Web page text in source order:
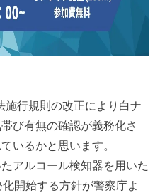
行規則の改正により白ナ
び有無の確認が義務化さ
いるかと思います。
アルコール検知器を用いた
開始する方針が警察庁よ